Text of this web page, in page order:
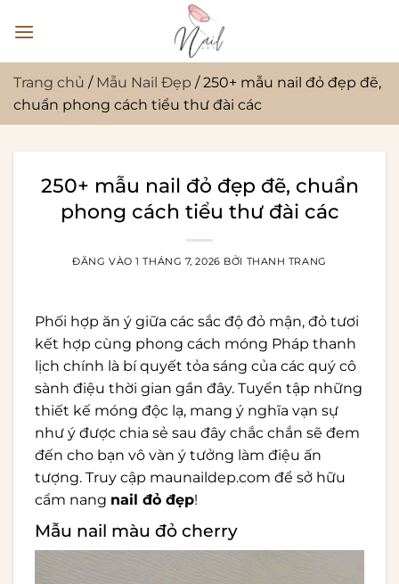
qua
dung
Trang chủ / Mẫu Nail Đẹp /250+ mẫu nail đỏ đẹp đẽ,
chuẩn phong cách tiểu thư đài các
250+ mẫu nail đỏ đẹp đẽ, chuẩn
phong cách tiểu thư đài các
ĐĂNG VÀO1 THÁNG 7, 2026 BỞI THANH TRANG
Phối hợp ăn ý giữa các sắc độ đỏ mận, đỏ tươi
kết hợp cùng phong cách móng Pháp thanh
lịch chính là bí quyết tỏa sáng của các quý cô
sành điệu thời gian gần đây. Tuyển tập những
thiết kế móng độc lạ, mang ý nghĩa vạn sự
như ý được chia sẻ sau đây chắc chắn sẽ đem
đến cho bạn vô vàn ý tưởng làm điệu ấn
tượng. Truy cập maunaildep.com để sở hữu
cẩm nang nail đỏ đẹp!
Mẫu nail màu đỏ cherry